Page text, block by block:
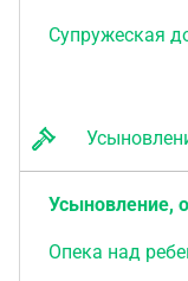
Супружеская
Усыновление,
Опека над